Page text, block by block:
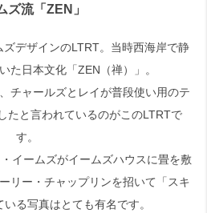
検索
ズ流「ZEN」
デザインのLTRT。当時西海岸で静
た日本文化「ZEN（禅）」。
チャールズとレイが普段使い用のテ
たと言われているのがこのLTRTで
す。
イームズがイームズハウスに畳を敷
リー・チャップリンを招いて「スキ
る写真はとても有名です。